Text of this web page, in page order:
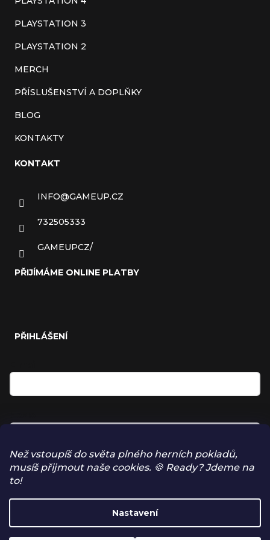
Než vstoupíš do světa plného herních pokladů,
musíš přijmout naše cookies. 🍪 Ready? Jdeme na
to!
Nastavení
PLAYSTATION 3
PLAYSTATION 2
MERCH
PŘÍSLUŠENSTVÍ A DOPLŇKY
BLOG
KONTAKTY
KONTAKT
INFO@GAMEUP.CZ
732505333
GAMEUPCZ/
PŘIJÍMÁME ONLINE PLATBY
PŘIHLÁŠENÍ
Přihlásit se
ZAPOMENUTÉ HESLO